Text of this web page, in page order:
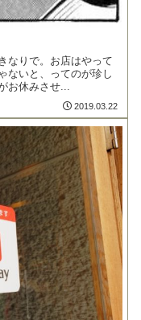
なりで。お店はやって
ないと、ってのが珍し
お休みさせ...
2019.03.22